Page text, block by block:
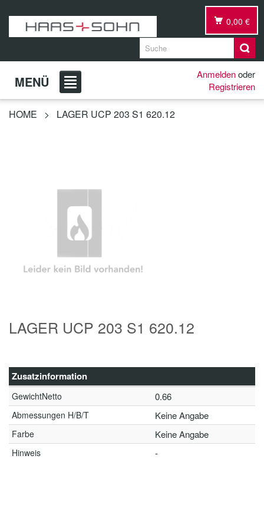
0,00 €
MENÜ Anmeldenoder
Registrieren
HOME > LAGER UCP 203 S1 620.12
LAGER UCP 203 S1 620.12
Zusatzinformation
GewichtNetto 0.66
Abmessungen H/B/T Keine Angabe
Farbe Keine Angabe
Hinweis -